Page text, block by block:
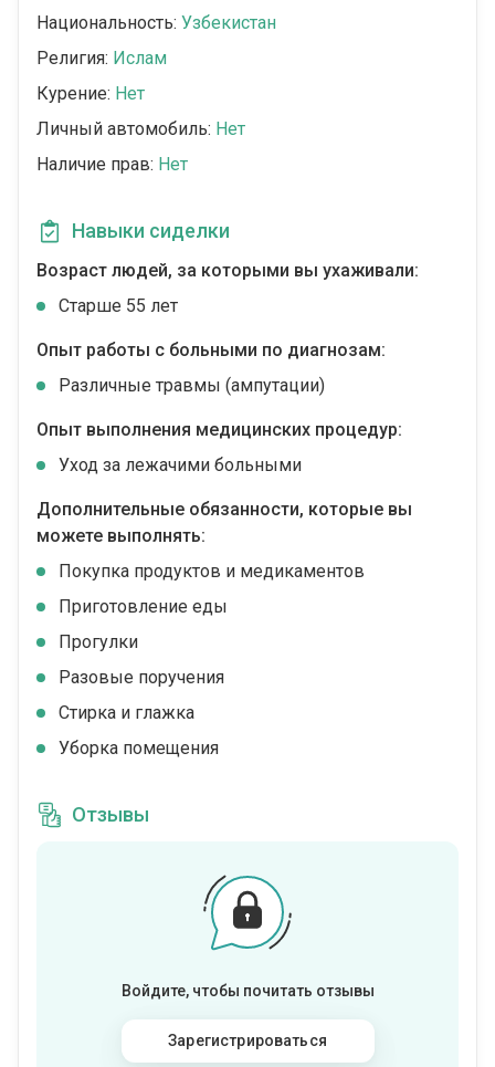
Национальность: Узбекистан
Религия: Ислам
Курение: Нет
Личный автомобиль: Нет
Наличие прав: Нет
Навыки сиделки
Возраст людей, за которыми вы ухаживали:
Cтарше 55 лет
Опыт работы с больными по диагнозам:
Различные травмы (ампутации)
Опыт выполнения медицинских процедур:
Уход за лежачими больными
Дополнительные обязанности, которые вы
можете выполнять:
Покупка продуктов и медикаментов
Приготовление еды
Прогулки
Разовые поручения
Стирка и глажка
Уборка помещения
Отзывы
Войдите, чтобы почитать отзывы
Зарегистрироваться